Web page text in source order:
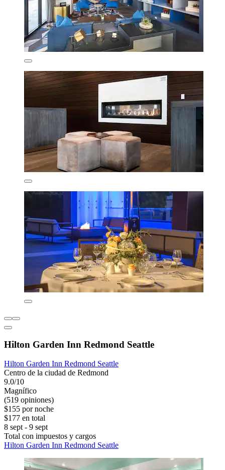
Hilton Garden Inn Redmond Seattle
Hilton Garden Inn Redmond Seattle
Centro de la ciudad de Redmond
9.0/10
Magnífico
(519 opiniones)
$155 por noche
$177 en total
8 sept - 9 sept
Total con impuestos y cargos
Hilton Garden Inn Redmond Seattle